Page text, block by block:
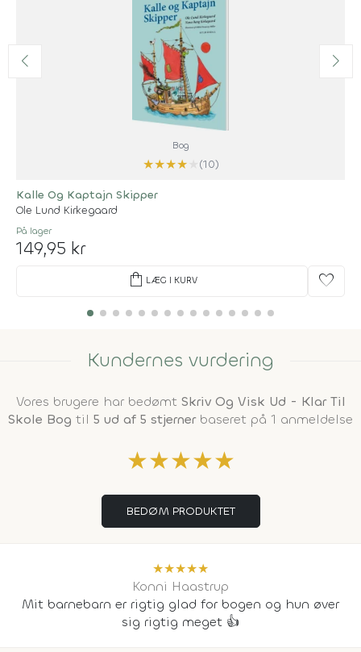
Bog
★★★★
(10)
Kalle Og Kaptajn Skipper
Ole Lund Kirkegaard
På lager
149,95 kr
shopping_bag LÆG I KURV favorite
Kundernes vurdering
Vores brugere har bedømt Skriv Og Visk Ud - Klar Til
Skole Bog til 5 ud af 5 stjernerbaseret på 1 anmeldelse
★★★★★
BEDØM PRODUKTET
★★★★★
Konni Haastrup
Mit barnebarn er rigtig glad for bogen og hun øver
sig rigtig meget 👍